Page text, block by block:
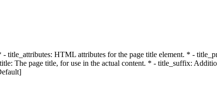
HTML attributes for the page title element. * -
The page title, for use in the actual content. * - title_suffix: